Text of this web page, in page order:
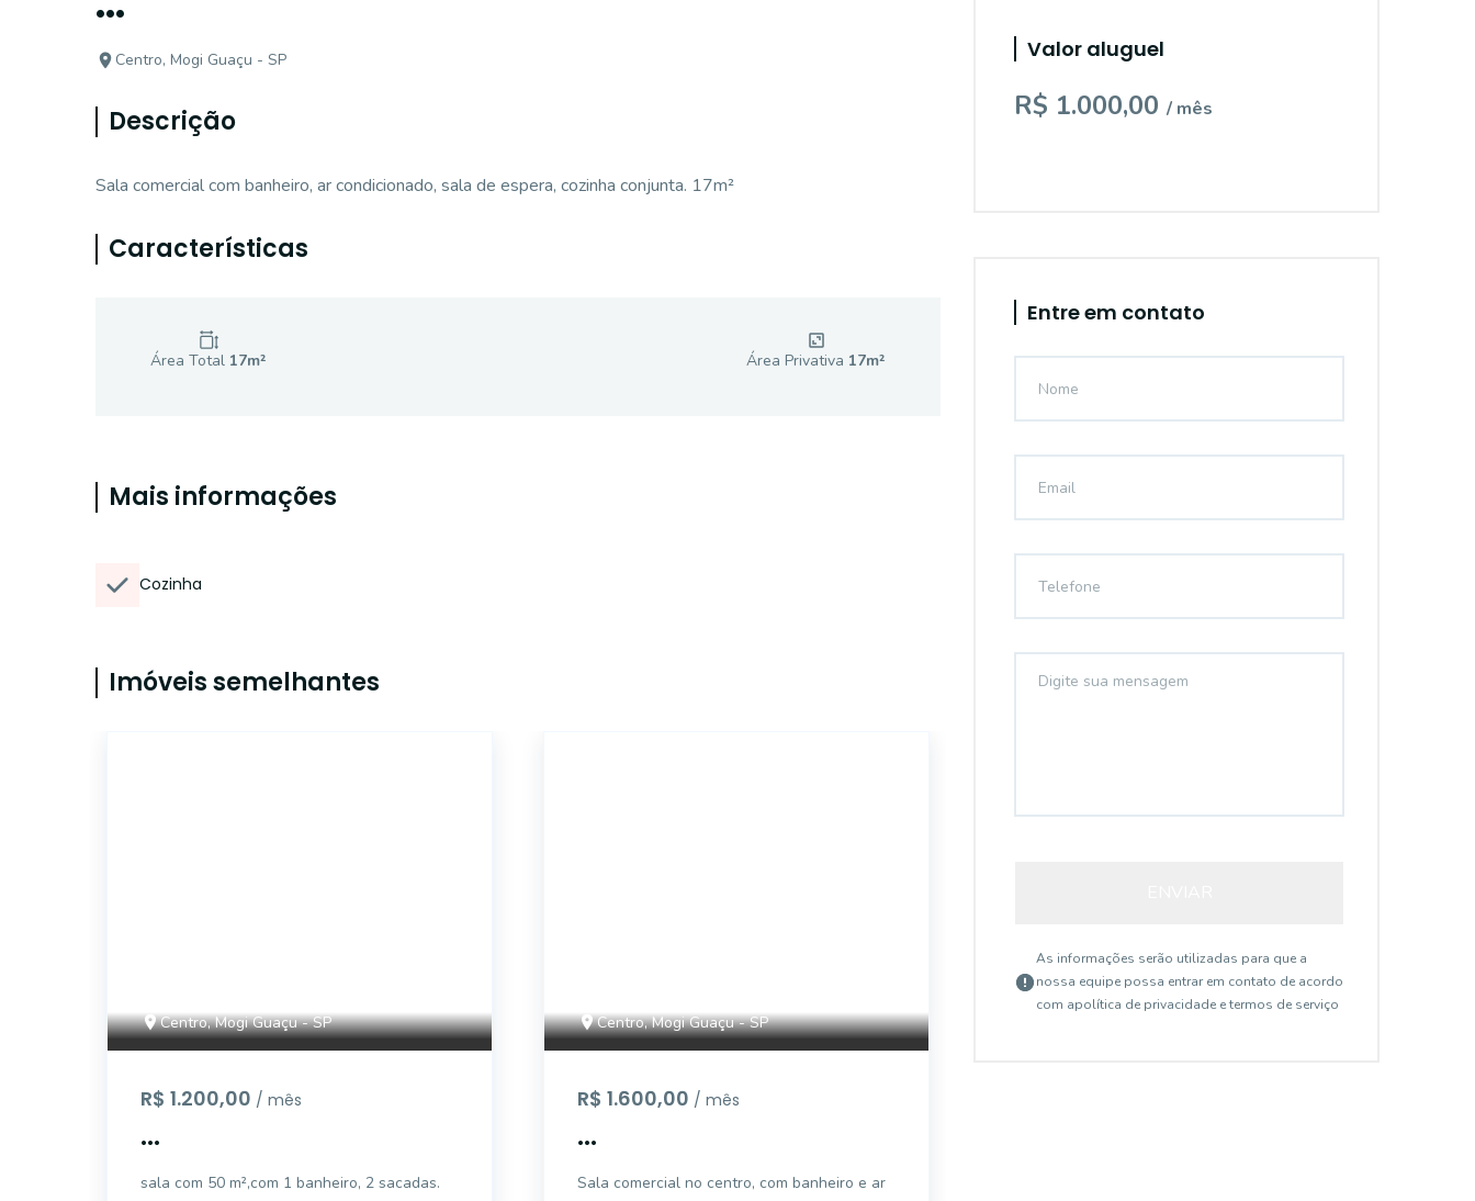
Centro, Mogi Guaçu - SP
Descrição
Sala comercial com banheiro, ar condicionado, sala de espera, cozinha conjunta. 17m²
Características
Área Total 17m² Área Privativa 17m²
Mais informações
Cozinha
Imóveis semelhantes
Centro, Mogi Guaçu - SP
R$ 1.200,00 / mês
...
sala com 50 m²,com 1 banheiro, 2 sacadas.
Centro, Mogi Guaçu - SP
R$ 1.600,00 / mês
...
Sala comercial no centro, com banheiro e ar
Valor aluguel
R$ 1.000,00 / mês
Entre em contato
As informações serão utilizadas para que a
nossa equipe possa entrar em contato de acordo
com apolítica de privacidade e termos de serviço